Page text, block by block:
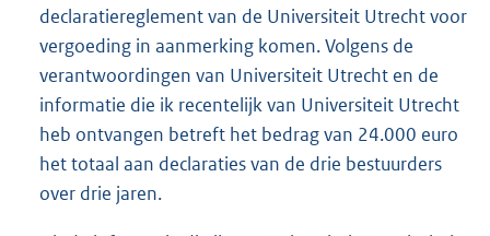
declaratiereglement van de Universiteit Utrecht voor
vergoeding in aanmerking komen. Volgens de
verantwoordingen van Universiteit Utrecht en de
informatie die ik recentelijk van Universiteit Utrecht
heb ontvangen betreft het bedrag van 24.000 euro
het totaal aan declaraties van de drie bestuurders
over drie jaren.